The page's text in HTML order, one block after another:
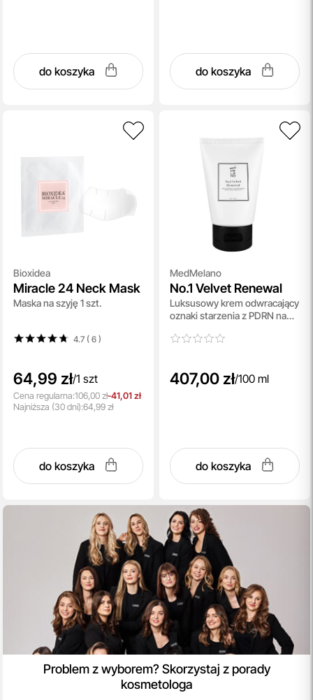
do koszyka do koszyka
Bioxidea
Miracle 24 Neck Mask
Maska na szyję 1 szt.
4.7 ( 6)
64,99 zł/1 szt
Cena regularna:106,00 zł-41,01 zł
Najniższa (30 dni):64,99 zł
do koszyka
MedMelano
No.1 Velvet Renewal
Luksusowy krem odwracający
oznaki starzenia z PDRN na
407,00 zł/100 ml
do koszyka
Problem z wyborem? Skorzystaj z porady
kosmetologa